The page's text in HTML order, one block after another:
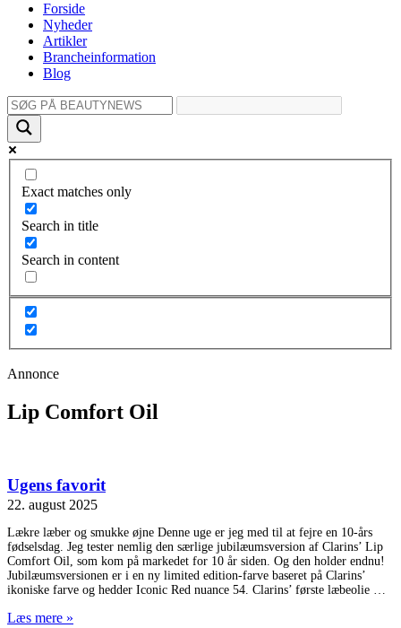
Forside
Nyheder
Artikler
Brancheinformation
Blog
Exact matches only
Search in title
Search in content
Annonce
Lip Comfort Oil
Ugens favorit
22. august 2025
Lækre læber og smukke øjne Denne uge er jeg med til at fejre en 10-års
fødselsdag. Jeg tester nemlig den særlige jubilæumsversion af Clarins’ Lip
Comfort Oil, som kom på markedet for 10 år siden. Og den holder endnu!
Jubilæumsversionen er i en ny limited edition-farve baseret på Clarins’
ikoniske farve og hedder Iconic Red nuance 54. Clarins’ første læbeolie
Læs mere »